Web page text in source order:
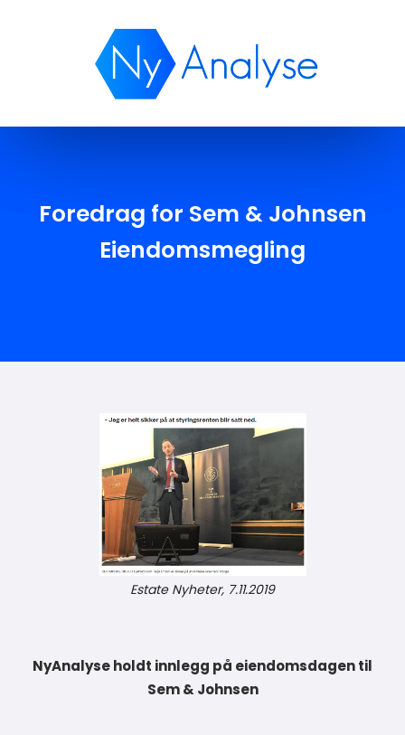
Publikasjoner
Foredrag for Sem & Johnsen
Eiendomsmegling
Estate Nyheter, 7.11.2019
NyAnalyse holdt innlegg på eiendomsdagen til
Sem & Johnsen